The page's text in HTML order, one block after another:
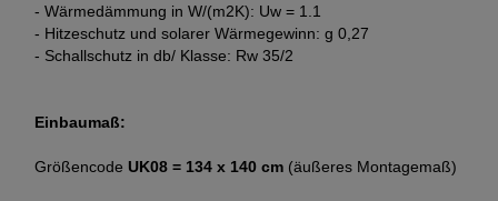
- Wärmedämmung in W/(m2K): Uw = 1.1
- Hitzeschutz und solarer Wärmegewinn: g 0,27
- Schallschutz in db/ Klasse: Rw 35/2
Einbaumaß:
Größencode UK08 = 134 x 140 cm (äußeres Montagemaß)